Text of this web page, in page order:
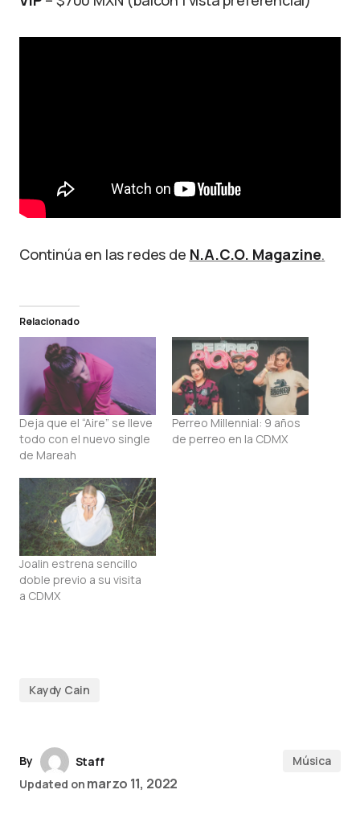
Continúa en las redes de N.A.C.O. Magazine.
Relacionado
Deja que el “Aire” se lleve
todo con el nuevo single
de Mareah
Perreo Millennial: 9 años
de perreo en la CDMX
Joalin estrena sencillo
doble previo a su visita
a CDMX
Kaydy Cain
By
Staff
Updated on marzo 11, 2022
Música